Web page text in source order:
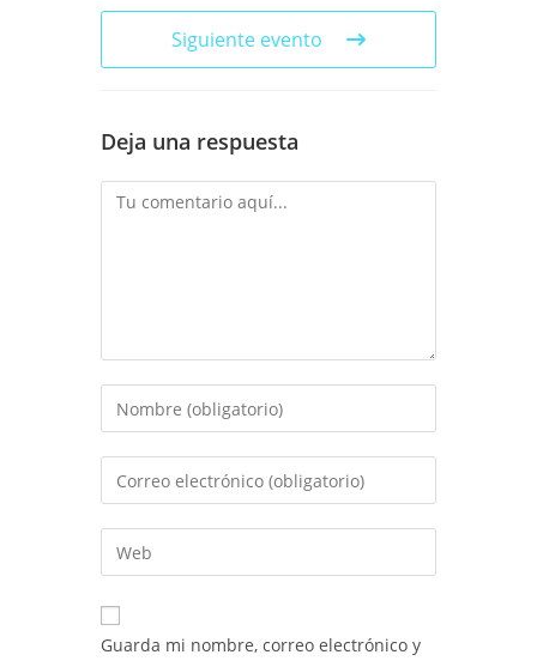
Siguiente evento
Deja una respuesta
Comentario
Introduce
tu
nombre
de
usuario
para
comentar
Introduce
tu
dirección
de
electrónico
para
Introduce
la
URL
de
Guarda mi nombre, correo electrónico y